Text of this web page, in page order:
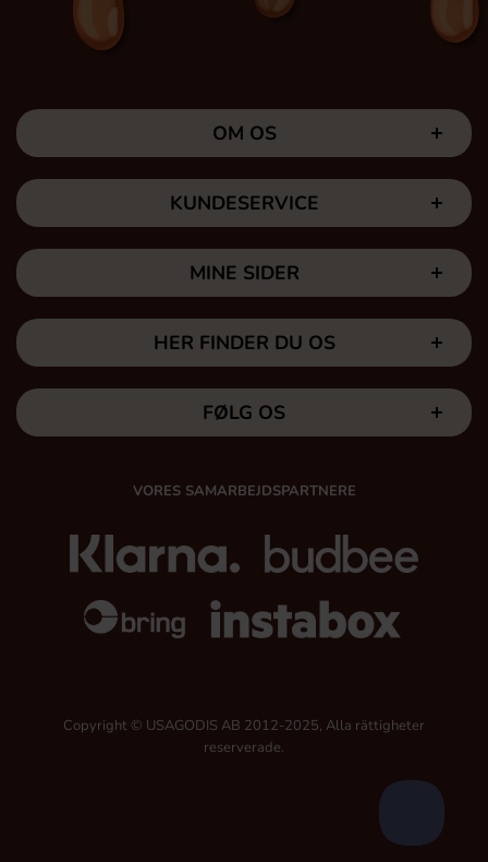
OM OS
KUNDESERVICE
MINE SIDER
HER FINDER DU OS
FØLG OS
VORES SAMARBEJDSPARTNERE
Copyright © USAGODIS AB 2012-2025, Alla rättigheter
reserverade.